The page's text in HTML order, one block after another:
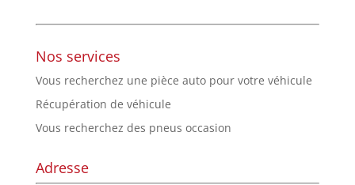
Nos services
Vous recherchez une pièce auto pour votre véhicule
Récupération de véhicule
Vous recherchez des pneus occasion
Adresse